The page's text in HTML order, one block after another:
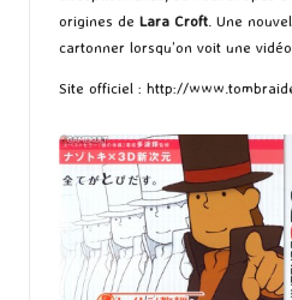
origines de Lara Croft . Une
cartonner lorsqu’on voit une
Site officiel : http://